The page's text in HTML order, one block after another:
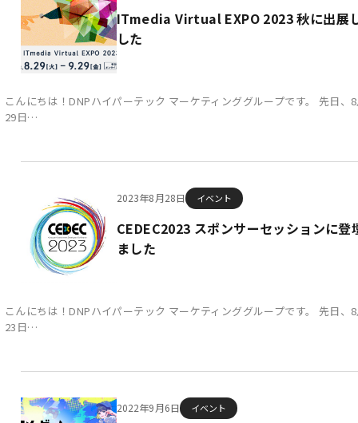
ITmedia Virtual EXPO 2023 秋に出展
した
こんにちは！DNPハイパーテック マーケティンググループです。 先日、
29日…
CEDEC2023 スポンサーセッションに登
ました
こんにちは！DNPハイパーテック マーケティンググループです。 先日、
23日…
2023年8月28日 イベント
2022年9月6日 イベント